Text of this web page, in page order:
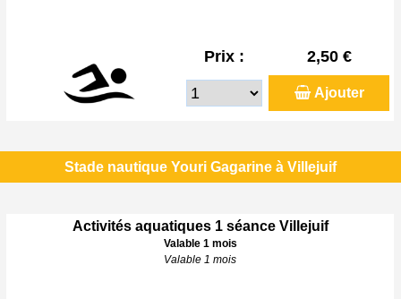
Prix : 2,50 €
Ajouter
Stade nautique Youri Gagarine à Villejuif
Activités aquatiques 1 séance Villejuif
Valable 1 mois
Valable 1 mois